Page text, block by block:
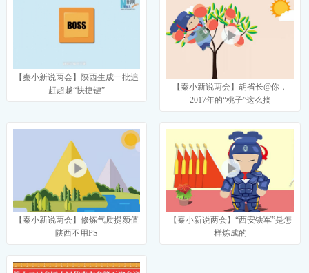
【秦小新说两会】陕西生成一批追
赶超越“快捷键”
【秦小新说两会】胡省长@你，
2017年的“桃子”这么摘
【秦小新说两会】修炼气质提颜值
陕西不用PS
【秦小新说两会】“西安铁军”是怎
样炼成的